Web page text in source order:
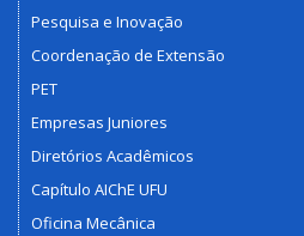
Pesquisa e Inovação
Coordenação de Extensão
PET
Empresas Juniores
Diretórios Acadêmicos
Capítulo AIChE UFU
Oficina Mecânica